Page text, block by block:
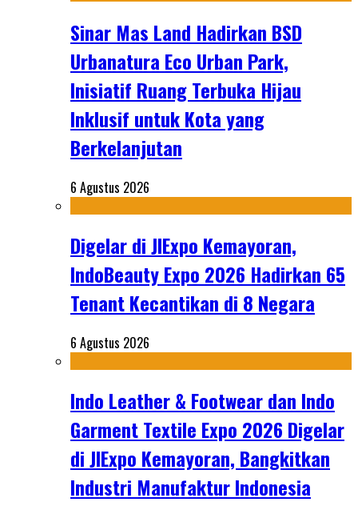
Sinar Mas Land Hadirkan BSD
Urbanatura Eco Urban Park,
Inisiatif Ruang Terbuka Hijau
Inklusif untuk Kota yang
Berkelanjutan
6 Agustus 2026
Digelar di JIExpo Kemayoran,
IndoBeauty Expo 2026 Hadirkan 65
Tenant Kecantikan di 8 Negara
6 Agustus 2026
Indo Leather & Footwear dan Indo
Garment Textile Expo 2026 Digelar
di JIExpo Kemayoran, Bangkitkan
Industri Manufaktur Indonesia